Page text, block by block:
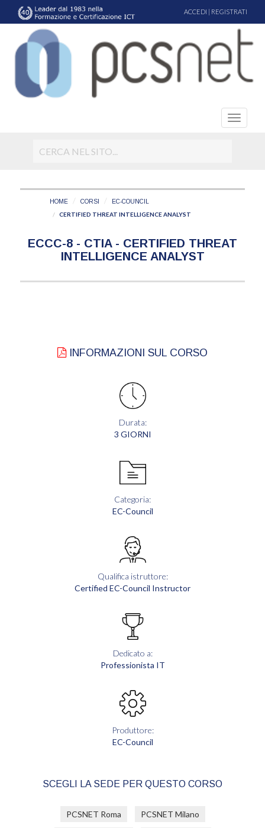
ACCEDI | REGISTRATI
HOME CORSI EC-COUNCIL
CERTIFIED THREAT INTELLIGENCE ANALYST
ECCC-8 - CTIA - CERTIFIED THREAT
INTELLIGENCE ANALYST
INFORMAZIONI SUL CORSO
Durata:
3 GIORNI
Categoria:
EC-Council
Qualifica istruttore:
Certified EC-Council Instructor
Dedicato a:
Professionista IT
Produttore:
EC-Council
SCEGLI LA SEDE PER QUESTO CORSO
PCSNET Roma PCSNET Milano